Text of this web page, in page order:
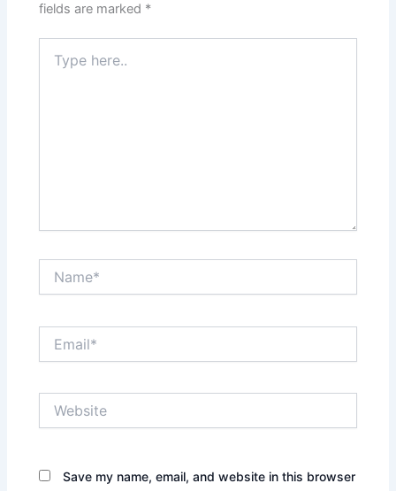
fields are marked *
here..
Save my name, email, and website in this browser